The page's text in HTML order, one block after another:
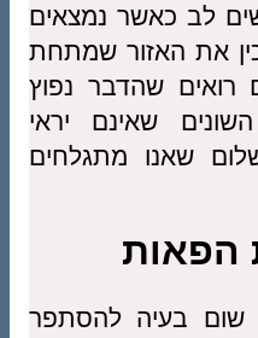
לב כאשר נמצאים
את האזור שמתחת
רואים שהדבר נפוץ
שאינם יראי
שאנו מתגלחים
הפאות
שום בעיה להסתפר